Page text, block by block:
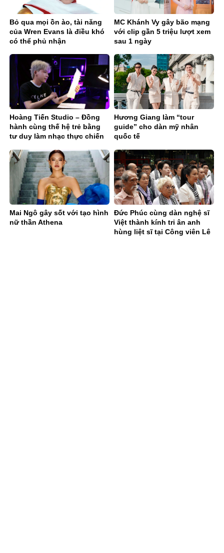
Bỏ qua mọi ồn ào, tài năng
của Wren Evans là điều khó
có thể phủ nhận
MC Khánh Vy gây bão mạng
với clip gần 5 triệu lượt xem
sau 1 ngày
Hoàng Tiến Studio – Đồng
hành cùng thế hệ trẻ bằng
tư duy làm nhạc thực chiến
Hương Giang làm “tour
guide” cho dàn mỹ nhân
quốc tế
Mai Ngô gây sốt với tạo hình
nữ thần Athena
Đức Phúc cùng dàn nghệ sĩ
Việt thành kính tri ân anh
hùng liệt sĩ tại Công viên Lê